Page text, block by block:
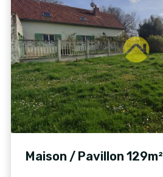
Maison / Pavillon 129m²